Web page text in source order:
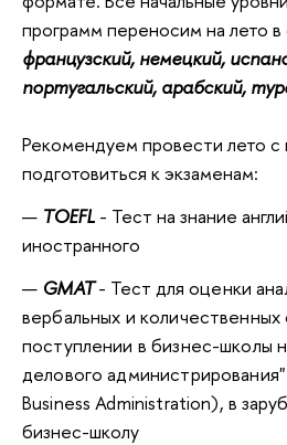
программ переносим на лето в
французский, немецкий,
португальский, арабский,
Рекомендуем провести лето с
подготовиться к экзаменам:
TOEFL - Тест на знание
иностранного
GMAT- Тест для оценки
вербальных и
поступлении в бизнес-школы
делового
Business Administration), в
бизнес-школу